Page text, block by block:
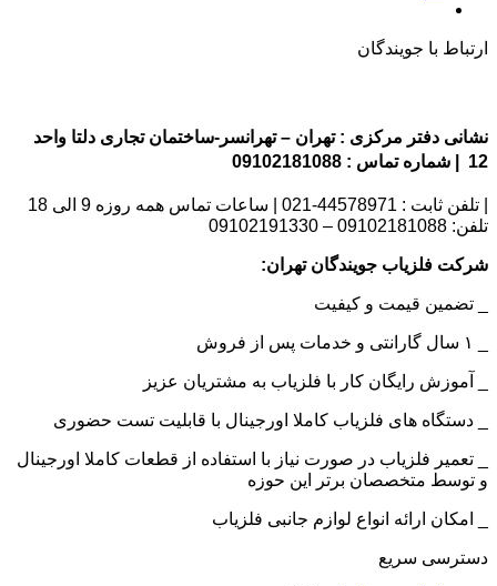
ارتباط با جویندگان
نشانی دفتر مرکزی : تهران – تهرانسر-ساختمان تجاری دلتا واحد
12 | شماره تماس : 09102181088
| تلفن ثابت : 44578971-021 | ساعات تماس همه روزه 9 الی 18
تلفن: 09102181088 – 09102191330
شرکت فلزیاب جویندگان تهران:
_ تضمین قیمت و کیفیت
_ آموزش رایگان کار با فلزیاب به مشتریان عزیز
_ دستگاه های فلزیاب کاملا اورجینال با قابلیت تست حضوری
_ تعمیر فلزیاب در صورت نیاز با استفاده از قطعات کاملا اورجینال
و توسط متخصصان برتر این حوزه
_ امکان ارائه انواع لوازم جانبی فلزیاب
دسترسی سریع